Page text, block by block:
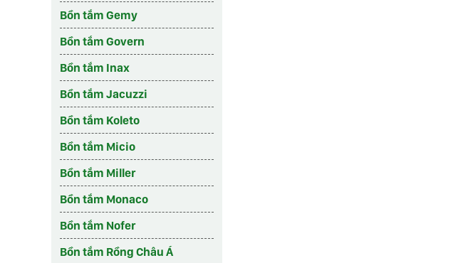
Bồn tắm Gemy
Bồn tắm Govern
Bồn tắm Inax
Bồn tắm Jacuzzi
Bồn tắm Koleto
Bồn tắm Micio
Bồn tắm Miller
Bồn tắm Monaco
Bồn tắm Nofer
Bồn tắm Rồng Châu Á